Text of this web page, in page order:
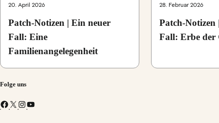
20. April 2026
Patch-Notizen | Ein neuer
Fall: Eine
Familienangelegenheit
28. Februar 2026
Patch-Notizen
Fall: Erbe der
Folge uns